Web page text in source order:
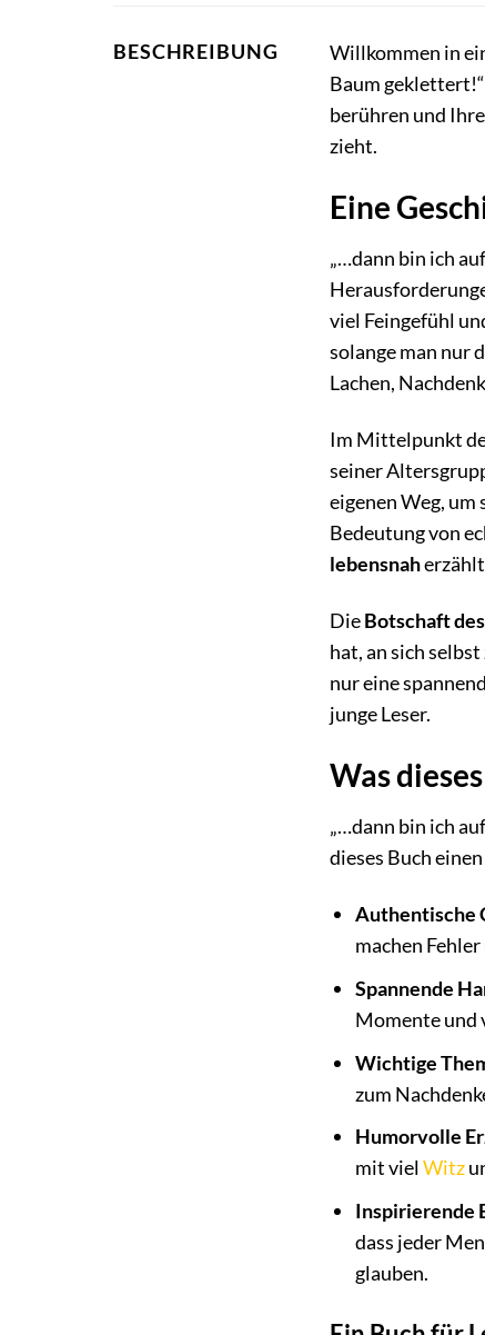
BESCHREIBUNG Willkommen in
Baum
berühren und
zieht.
Eine
„…dann bin ich
viel Feingefühl
solange man nur
Lachen,
Im Mittelpunkt
seiner
eigenen Weg,
Bedeutung von
lebensnah
DieBotschaft
hat, an sich
nur eine
junge Leser.
Was
„…dann bin ich
dieses Buch
Authentische
machen
Spannende
Momente und
Wichtige
zum
Humorvolle
mit vielWitz
Inspirierende
dass jeder
glauben.